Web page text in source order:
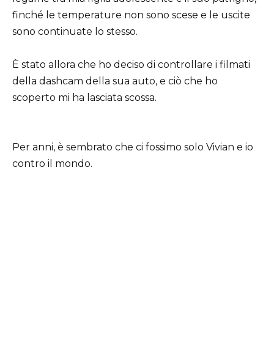
finché le temperature non sono scese e le uscite
sono continuate lo stesso.
È stato allora che ho deciso di controllare i filmati
della dashcam della sua auto, e ciò che ho
scoperto mi ha lasciata scossa.
Per anni, è sembrato che ci fossimo solo Vivian e io
contro il mondo.